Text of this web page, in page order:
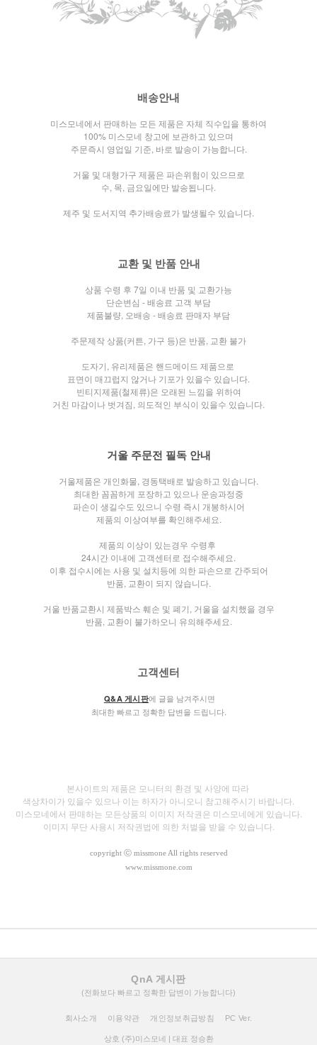
배송안내
미스모네에서 판매하는 모든 제품은 자체 직수입을 통하여
100% 미스모네 창고에 보관하고 있으며
주문즉시 영업일 기준, 바로 발송이 가능합니다.
거울 및 대형가구 제품은 파손위험이 있으므로
수, 목, 금요일에만 발송됩니다.
제주 및 도서지역 추가배송료가 발생될수 있습니다.
교환 및 반품 안내
상품 수령 후 7일 이내 반품 및 교환가능
단순변심 - 배송료 고객 부담
제품불량, 오배송 - 배송료 판매자 부담
주문제작 상품(커튼, 가구 등)은 반품, 교환 불가
도자기, 유리제품은 핸드메이드 제품으로
표면이 매끄럽지 않거나 기포가 있을수 있습니다.
빈티지제품(철제류)은 오래된 느낌을 위하여
거친 마감이나 벗겨짐, 의도적인 부식이 있을수 있습니다.
거울 주문전 필독 안내
거울제품은 개인화물, 경동택배로 발송하고 있습니다.
최대한 꼼꼼하게 포장하고 있으나 운송과정중
파손이 생길수도 있으니 수령 즉시 개봉하시어
제품의 이상여부를 확인해주세요.
제품의 이상이 있는경우 수령후
24시간 이내에 고객센터로 접수해주세요.
이후 접수시에는 사용 및 설치등에 의한 파손으로 간주되어
반품, 교환이 되지 않습니다.
거울 반품교환시 제품박스 훼손 및 폐기, 거울을 설치했을 경우
반품, 교환이 불가하오니 유의해주세요.
고객센터
Q&A 게시판에 글을 남겨주시면
최대한 빠르고 정확한 답변을 드립니다.
본사이트의 제품은 모니터의 환경 및 사양에 따라
색상차이가 있을수 있으나 이는 하자가 아니오니 참고해주시기 바랍니다.
미스모네에서 판매하는 모든상품의 이미지 저작권은 미스모네에게 있습니다.
이미지 무단 사용시 저작권법에 의한 처벌을 받을 수 있습니다.
copyright ⓒ missmone All rights reserved
www.missmone.com
QnA 게시판
(전화보다 빠르고 정확한 답변이 가능합니다)
회사소개 이용약관 개인정보취급방침 PC Ver.
상호 (주)미스모네 | 대표 정승환